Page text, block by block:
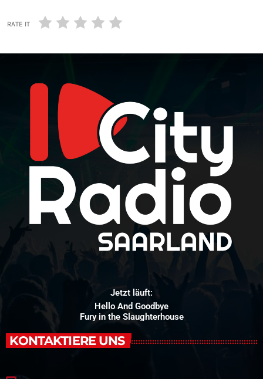
RATE IT
Jetzt läuft:
Hello And Goodbye
Fury in the Slaughterhouse
KONTAKTIERE UNS